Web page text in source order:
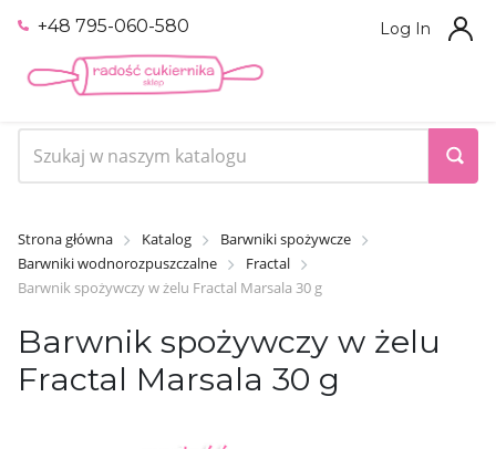
+48 795-060-580 Log In
Strona główna Katalog
Barwniki spożywcze
Barwniki wodnorozpuszczalne
Fractal
Barwnik spożywczy w żelu Fractal Marsala 30 g
Barwnik spożywczy w żelu
Fractal Marsala 30 g